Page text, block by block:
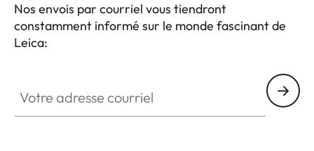
Nos envois par courriel vous tiendront
constamment informé sur le monde fascinant de
Leica: